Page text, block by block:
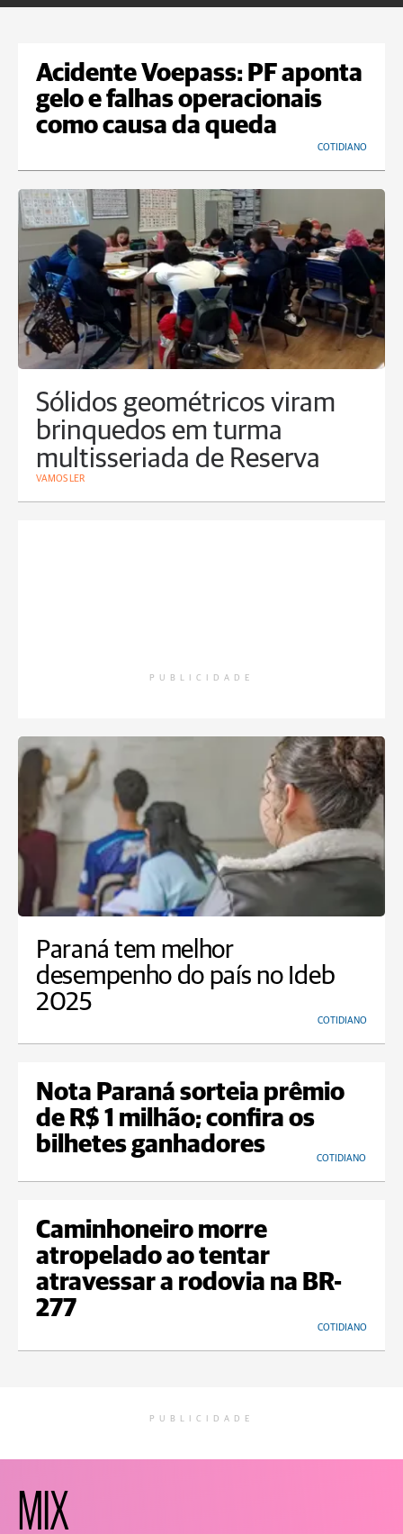
Acidente Voepass: PF aponta
gelo e falhas operacionais
como causa da queda
COTIDIANO
Sólidos geométricos viram
brinquedos em turma
multisseriada de Reserva
VAMOS LER
PUBLICIDADE
Paraná tem melhor
desempenho do país no Ideb
2025
COTIDIANO
Nota Paraná sorteia prêmio
de R$ 1 milhão; confira os
bilhetes ganhadores
COTIDIANO
Caminhoneiro morre
atropelado ao tentar
atravessar a rodovia na BR-
277
COTIDIANO
PUBLICIDADE
MIX